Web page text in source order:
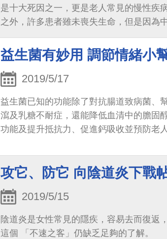
是十大死因之一，更是老人常見的慢性疾
之外，許多患者雖未喪失生命，但是因為
損傷，必須支出龐大的醫療費用及耗損巨
益生菌有妙用 調節情緒小
2019/5/17
益生菌已知的功能除了對抗腸道致病菌、
瀉及乳糖不耐症，還能降低血清中的膽固
功能及提升抵抗力、促進鈣吸收並預防老
攻它、防它 向陰道炎下戰
2019/5/15
陰道炎是女性常見的隱疾，容易去而復返
這個 「不速之客」仍缺乏足夠的了解。